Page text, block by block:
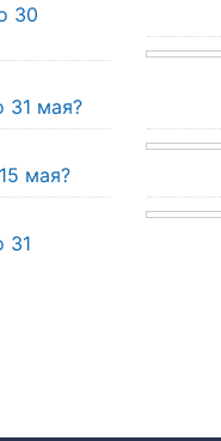
30
31 мая?
мая?
31